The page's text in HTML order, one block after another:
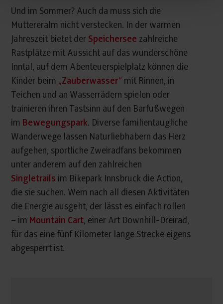
Und im Sommer? Auch da muss sich die
Muttereralm nicht verstecken. In der warmen
Jahreszeit bietet der Speichersee zahlreiche
Rastplätze mit Aussicht auf das wunderschöne
Inntal, auf dem Abenteuerspielplatz können die
Kinder beim „Zauberwasser“ mit Rinnen, in
Teichen und an Wasserrädern spielen oder
trainieren ihren Tastsinn auf den Barfußwegen
im Bewegungspark. Diverse familientaugliche
Wanderwege lassen Naturliebhabern das Herz
aufgehen, sportliche Zweiradfans bekommen
unter anderem auf den zahlreichen
Singletrails im Bikepark Innsbruck die Action,
die sie suchen. Wem nach all diesen Aktivitäten
die Energie ausgeht, der lässt es einfach rollen
– im Mountain Cart, einer Art Downhill-Dreirad,
für das eine fünf Kilometer lange Strecke eigens
abgesperrt ist.